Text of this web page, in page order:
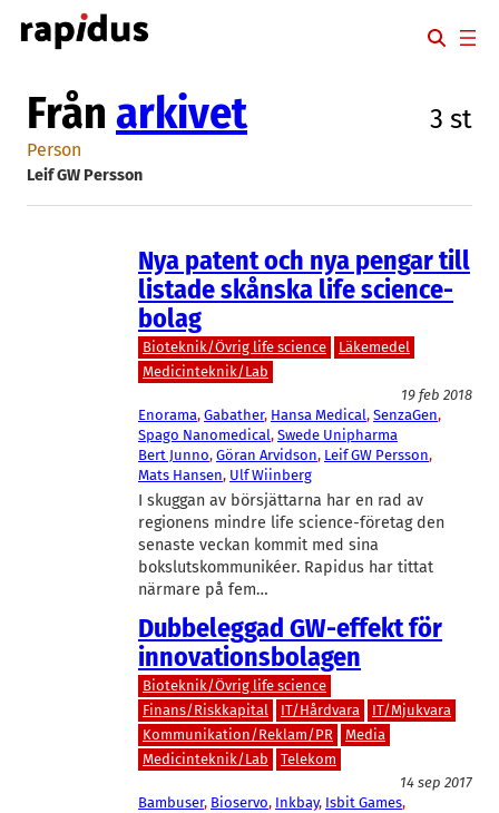
Hoppa
till
Från arkivet 3 st
Person
Leif GW Persson
Nya patent och nya pengar till
listade skånska life science-
bolag
Bioteknik/Övrig life science
Läkemedel
Medicinteknik/Lab
19 feb 2018
Enorama, Gabather, Hansa Medical, SenzaGen
Spago Nanomedical, Swede Unipharma
Bert Junno, Göran Arvidson, Leif GW Persson
Mats Hansen, Ulf Wiinberg
I skuggan av börsjättarna har en rad av
regionens mindre life science-företag den
senaste veckan kommit med sina
bokslutskommunikéer. Rapidus har tittat
närmare på fem…
Dubbeleggad GW-effekt för
innovationsbolagen
Bioteknik/Övrig life science
Finans/Riskkapital
IT/Hårdvara
IT/Mjukvara
Kommunikation/Reklam/PR
Media
Medicinteknik/Lab
Telekom
14 sep 2017
Bambuser, Bioservo, Inkbay, Isbit Games